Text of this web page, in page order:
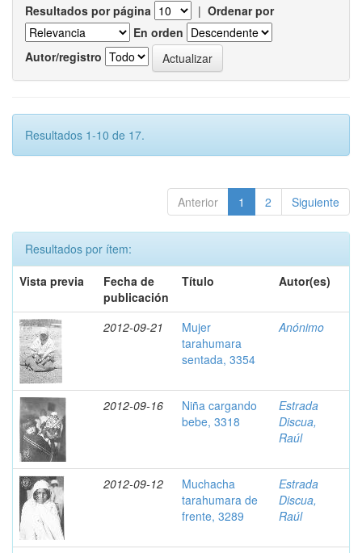
Resultados por página | Ordenar por
En orden
Autor/registro
Resultados 1-10 de 17.
Anterior 1 2 Siguiente
Resultados por ítem:
Vista previa
Fecha de
publicación
Título Autor(es)
2012-09-21
Mujer
tarahumara
sentada, 3354
Anónimo
2012-09-16
Niña cargando
bebe, 3318
Estrada
Discua,
Raúl
2012-09-12
Muchacha
tarahumara de
frente, 3289
Estrada
Discua,
Raúl